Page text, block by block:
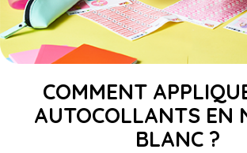
COMMENT
AUTOCOLLANTS EN
BLANC ?